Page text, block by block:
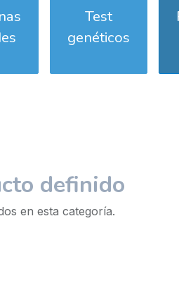
Test
genéticos
definido
en esta categoría.